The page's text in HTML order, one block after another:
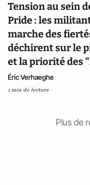
Tension au sein
Pride : les
marche des
déchirent sur le
et la priorité des
Éric Verhaeghe
1 min de lecture
Plus de